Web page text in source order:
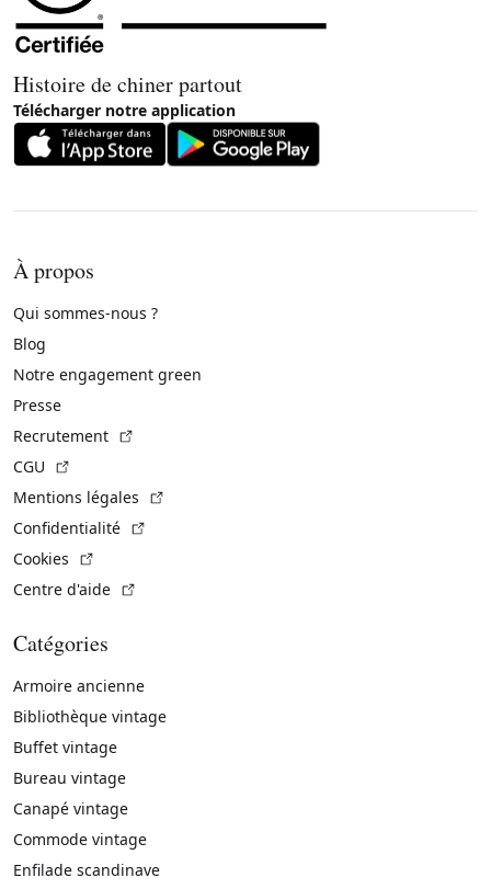
Histoire de chiner partout
Télécharger notre application
À propos
Qui sommes-nous ?
Blog
Notre engagement green
Presse
Recrutement
CGU
Mentions légales
Confidentialité
Cookies
Centre d'aide
Catégories
Armoire ancienne
Bibliothèque vintage
Buffet vintage
Bureau vintage
Canapé vintage
Commode vintage
Enfilade scandinave